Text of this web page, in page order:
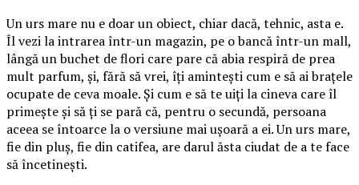
Un urs mare nu e doar un obiect, chiar dacă, tehnic, asta e.
Îl vezi la intrarea într-un magazin, pe o bancă într-un mall,
lângă un buchet de flori care pare că abia respiră de prea
mult parfum, și, fără să vrei, îți amintești cum e să ai brațele
ocupate de ceva moale. Și cum e să te uiți la cineva care îl
primește și să ți se pară că, pentru o secundă, persoana
aceea se întoarce la o versiune mai ușoară a ei. Un urs mare,
fie din pluș, fie din catifea, are darul ăsta ciudat de a te face
să încetinești.